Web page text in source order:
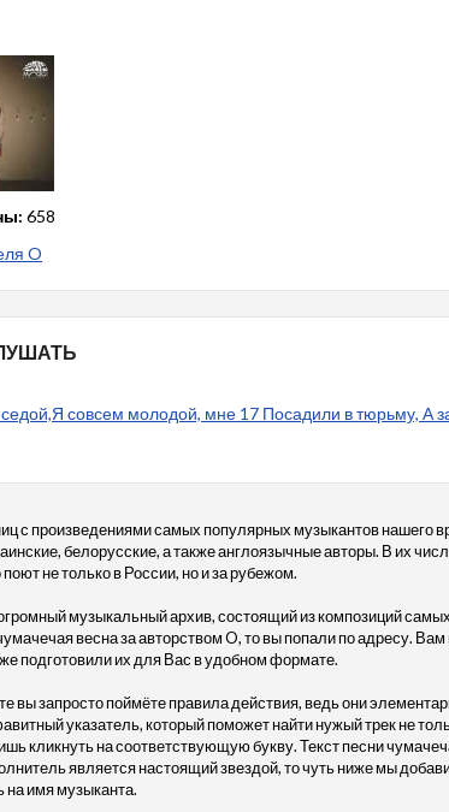
658
O
совсем молодой, мне 17 Посадили в тюрьму, А
с произведениями самых популярных музыкантов нашего
белорусские, а также англоязычные авторы. В их
не только в России, но и за рубежом.
музыкальный архив, состоящий из композиций
весна за авторством O, то вы попали по адресу. Вам
подготовили их для Вас в удобном формате.
вы запросто поймёте правила действия, ведь они
указатель, который поможет найти нужый трек не
кликнуть на соответствующую букву. Текст песни
является настоящий звездой, то чуть ниже мы
на имя музыканта.